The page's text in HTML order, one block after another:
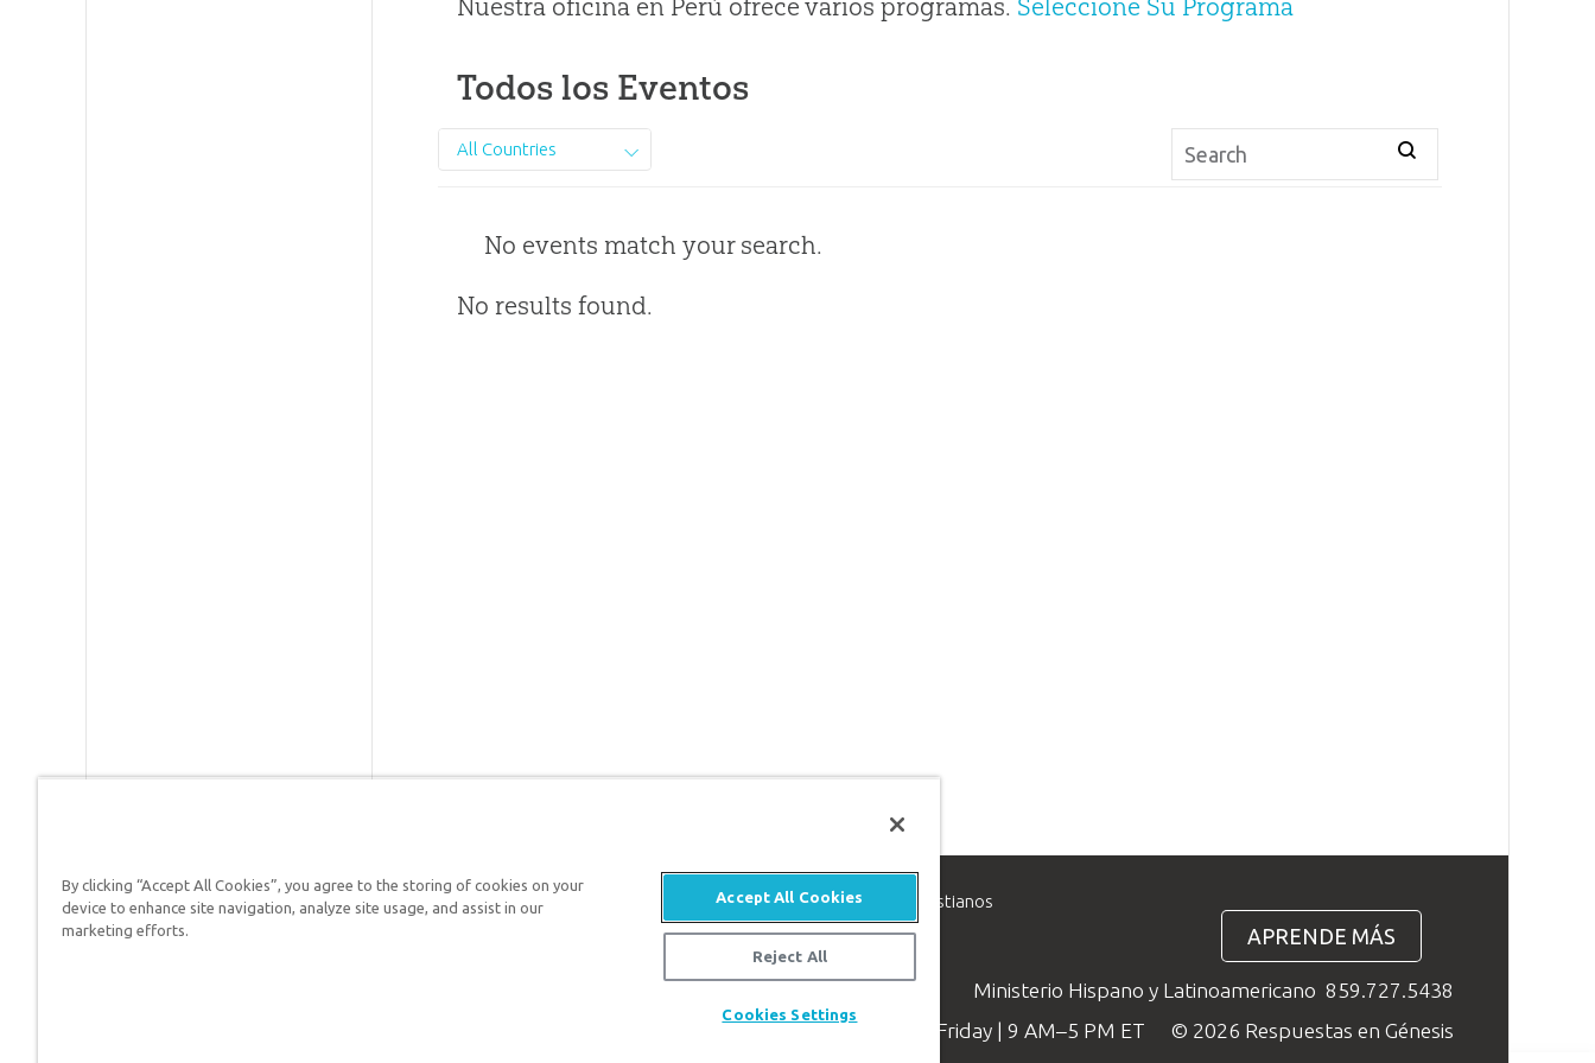
Nuestra oficina en Perú ofrece varios programas. Seleccione Su Programa
Todos los Eventos
All Countries
No events match your search.
No results found.
Respuestas en Génesis es un ministerio de apologética, dedicado a ayudar a los cristianos
defender su fe y proclamar el evangelio de Jesucristo.
APRENDE MÁS
Ministerio Hispano y Latinoamericano 859.727.5438
Available Monday–Friday | 9 AM–5 PM ET
© 2026 Respuestas en Génesis
By clicking “Accept All Cookies”, you agree to the storing of cookies on your
device to enhance site navigation, analyze site usage, and assist in our
marketing efforts.
Accept All Cookies
Reject All
Cookies Settings